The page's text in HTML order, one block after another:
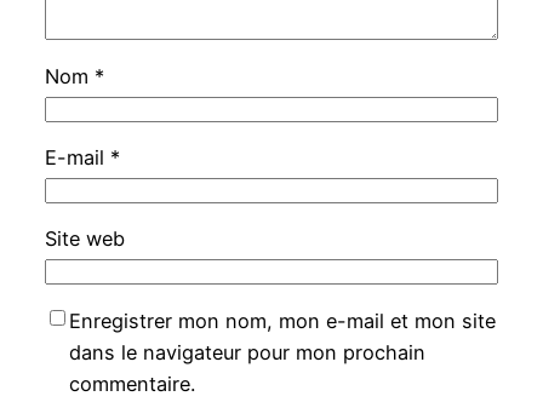
Nom *
E-mail *
Site web
Enregistrer mon nom, mon e-mail et mon site
dans le navigateur pour mon prochain
commentaire.